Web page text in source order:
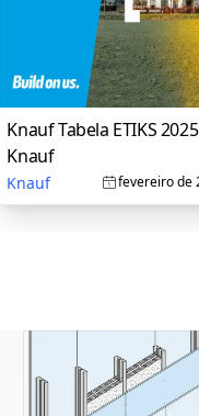
Knauf Tabela ETIKS 2025
Knauf
Knauf fevereiro de